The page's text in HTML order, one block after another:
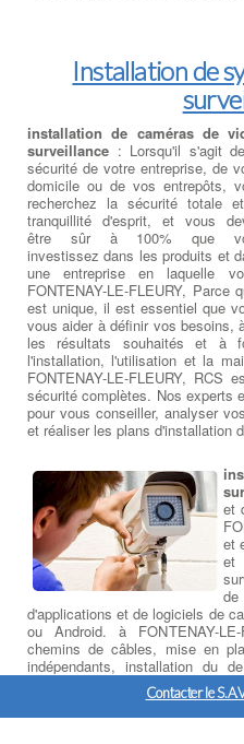
Installation de
installation de caméras de
surveillance : Lorsqu'il s'agit
sécurité de votre entreprise, de
domicile ou de vos entrepôts,
recherchez la sécurité totale
tranquillité d'esprit, et vous
être sûr à 100% que
investissez dans les produits et
une entreprise en laquelle
FONTENAY-LE-FLEURY, Parce
est unique, il est essentiel que
vous aider à définir vos besoins,
les résultats souhaités et à
l'installation, l'utilisation et la
FONTENAY-LE-FLEURY,
sécurité complètes. Nos experts
pour vous conseiller, analyser
et réaliser les plans d'installation
et
et
et
de
d'applications et de logiciels de
ou Android. à FONTENAY-
chemins de câbles, mise en
indépendants, installation du
données, paramétrage et
main à distance sur PC, Tablette
Contacter le